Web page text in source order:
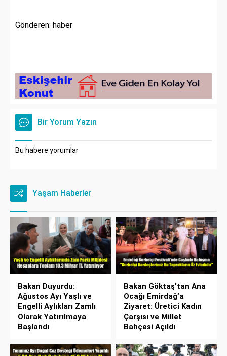
Gönderen: haber
Bir Yorum Yazın
Bu habere yorumlar
Yaşam Haberler
Bakan Duyurdu:
Ağustos Ayı Yaşlı ve
Engelli Aylıkları Zamlı
Olarak Yatırılmaya
Başlandı
Bakan Göktaş’tan Ana
Ocağı Emirdağ’a
Ziyaret: Üretici Kadın
Çarşısı ve Millet
Bahçesi Açıldı